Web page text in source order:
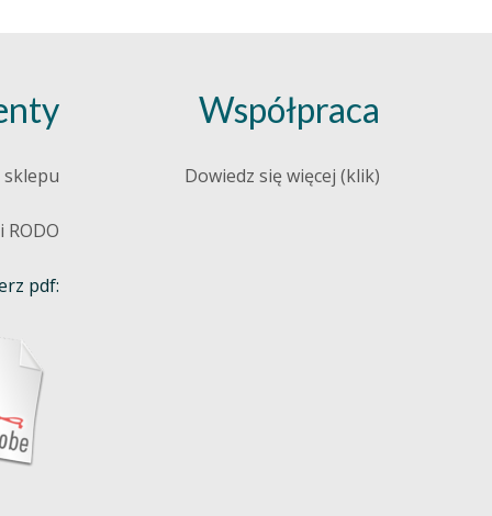
sklepu
RODO
pdf:
Współpraca
Dowiedz się więcej (klik)